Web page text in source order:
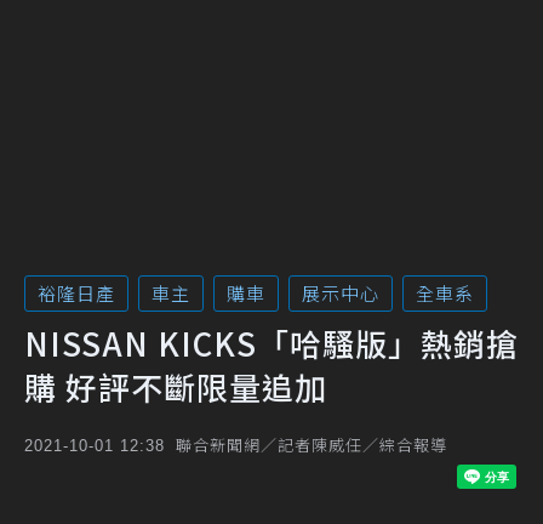
裕隆日產 車主 購車 展示中心 全車系
NISSAN KICKS「哈騷版」熱銷搶
購 好評不斷限量追加
2021-10-01 12:38 聯合新聞網／記者陳威任／綜合報導